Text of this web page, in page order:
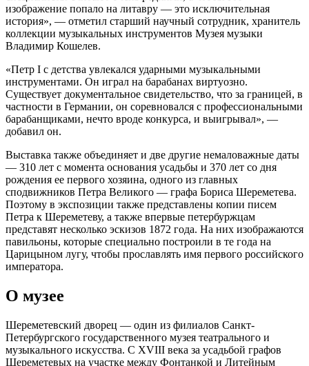
изображение попало на литавру — это исключительная
история», — отметил старший научный сотрудник, хранитель
коллекции музыкальных инструментов Музея музыки
Владимир Кошелев.
«Петр I с детства увлекался ударными музыкальными
инструментами. Он играл на барабанах виртуозно.
Существует документальное свидетельство, что за границей, в
частности в Германии, он соревновался с профессиональными
барабанщиками, нечто вроде конкурса, и выигрывал», —
добавил он.
Выставка также объединяет и две другие немаловажные даты
— 310 лет с момента основания усадьбы и 370 лет со дня
рождения ее первого хозяина, одного из главных
сподвижников Петра Великого — графа Бориса Шереметева.
Поэтому в экспозиции также представлены копии писем
Петра к Шереметеву, а также впервые петербуржцам
представят несколько эскизов 1872 года. На них изображаются
павильоны, которые специально построили в те года на
Царицыном лугу, чтобы прославлять имя первого российского
императора.
О музее
Шереметевский дворец — один из филиалов Санкт-
Петербургского государственного музея театрального и
музыкального искусства. С XVIII века за усадьбой графов
Шереметевых на участке между Фонтанкой и Литейным